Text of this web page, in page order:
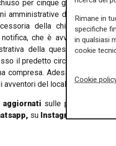
per cinque giorni e al
amministrative da 400 euro
della chiusura del
che è avvenuta questa
della questura,
il predetto circolo, che dovrà
compresa. Adesso però
del locale.
sulle principali
su Instagram
Rimane in
specifiche
in qualsiasi
cookie
Cookie